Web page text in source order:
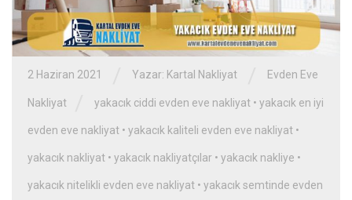
2 Haziran 2021 Yazar: Kartal Nakliyat Evden Eve
Nakliyat yakacık ciddi evden eve nakliyat • yakacık en iyi
evden eve nakliyat • yakacık kaliteli evden eve nakliyat •
yakacık nakliyat • yakacık nakliyatçılar • yakacık nakliye •
yakacık nitelikli evden eve nakliyat • yakacık semtinde evden